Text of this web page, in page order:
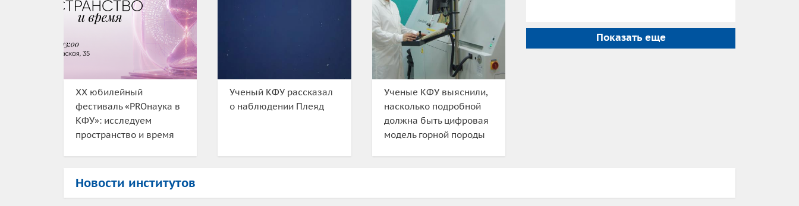
XX юбилейный
фестиваль «PROнаука в
КФУ»: исследуем
пространство и время
Ученый КФУ рассказал
о наблюдении Плеяд
Ученые КФУ выяснили,
насколько подробной
должна быть цифровая
модель горной породы
Показать еще
Новости институтов